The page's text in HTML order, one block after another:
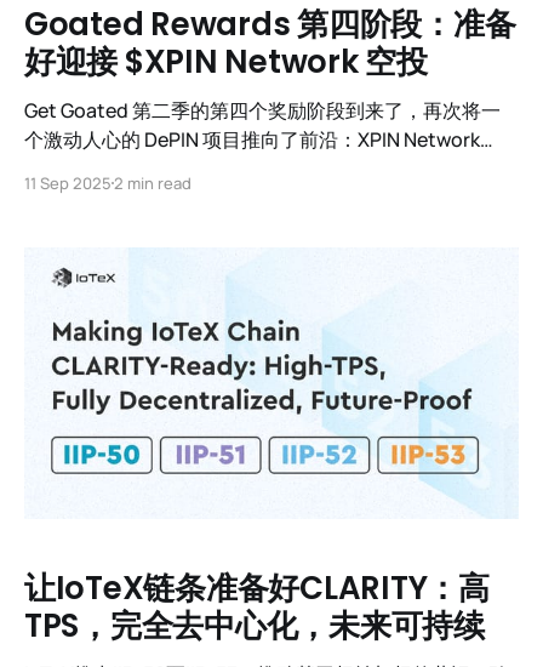
Goated Rewards 第四阶段：准备
好迎接 $XPIN Network 空投
Get Goated 第二季的第四个奖励阶段到来了，再次将一
个激动人心的 DePIN 项目推向了前沿：XPIN Network
11 Sep 20252 min read
让IoTeX链条准备好CLARITY：高
TPS，完全去中心化，未来可持续